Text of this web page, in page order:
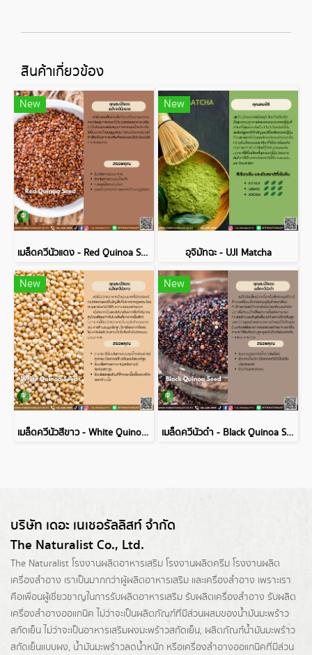
สินค้าเกี่ยวข้อง
New
เมล็ดควีนัวแดง - Red Quinoa Seed
New
อุจิมัทฉะ - UJI Matcha
New
เมล็ดควีนัวสีขาว - White Quinoa Seed
New
เมล็ดควีนัวดำ - Black Quinoa Seed
บริษัท เดอะ เนเชอรัลลิสท์ จำกัด
The Naturalist Co., Ltd.
The Naturalist โรงงานผลิตอาหารเสริม โรงงานผลิตครีม โรงงานผลิต
เครื่องสำอาง เราเป็นมากกว่าผู้ผลิตอาหารเสริม และเครื่องสำอาง เพราะเรา
คือเพื่อนผู้เชี่ยวชาญในการรับผลิตอาหารเสริม รับผลิตเครื่องสำอาง รับผลิต
เครื่องสำอางออแกนิค ไม่ว่าจะเป็นผลิตภัณฑ์ที่มีส่วนผสมของน้ำมันมะพร้าว
สกัดเย็น ไม่ว่าจะเป็นอาหารเสริมผงมะพร้าวสกัดเย็น, ผลิตภัณฑ์น้ำมันมะพร้าว
สกัดเย็นแบบผง, น้ำมันมะพร้าวลดน้ำหนัก หรือเครื่องสำอางออแกนิคที่มีส่วน